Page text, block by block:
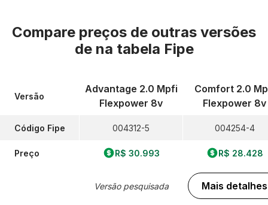
Compare preços de outras versões
de na tabela Fipe
Versão
Código Fipe
Preço
Advantage 2.0 Mpfi
Flexpower 8v
004312-5
R$ 30.993
Versão pesquisada
Comfort 2.0
Flexpower 8v
004254-4
R$ 28.428
Mais detalhes